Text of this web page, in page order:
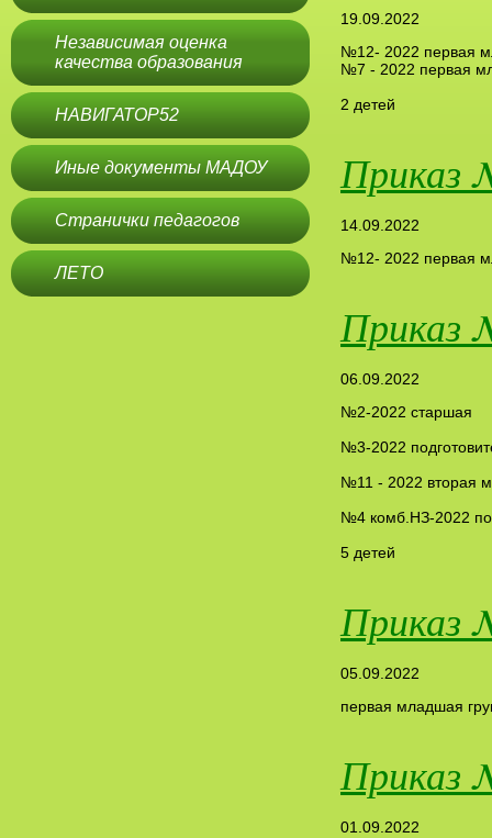
Независимая оценка
качества образования
НАВИГАТОР52
Иные документы МАДОУ
Странички педагогов
ЛЕТО
19.09.2022
№12- 2022 первая
№7 - 2022 первая
2 детей
Приказ
14.09.2022
№12- 2022 первая
Приказ
06.09.2022
№2-2022 старшая
№3-2022
№11 - 2022 вторая
№4 комб.НЗ-2022
5 детей
Приказ
05.09.2022
первая младшая
Приказ
01.09.2022